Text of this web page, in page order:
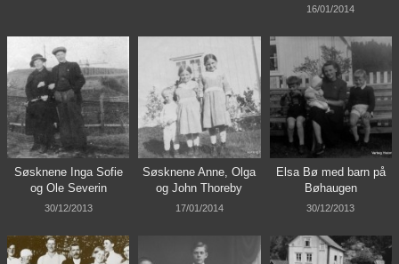
16/01/2014
Søsknene Inga Sofie
og Ole Severin
30/12/2013
Søsknene Anne, Olga
og John Thoreby
17/01/2014
Elsa Bø med barn på
Bøhaugen
30/12/2013